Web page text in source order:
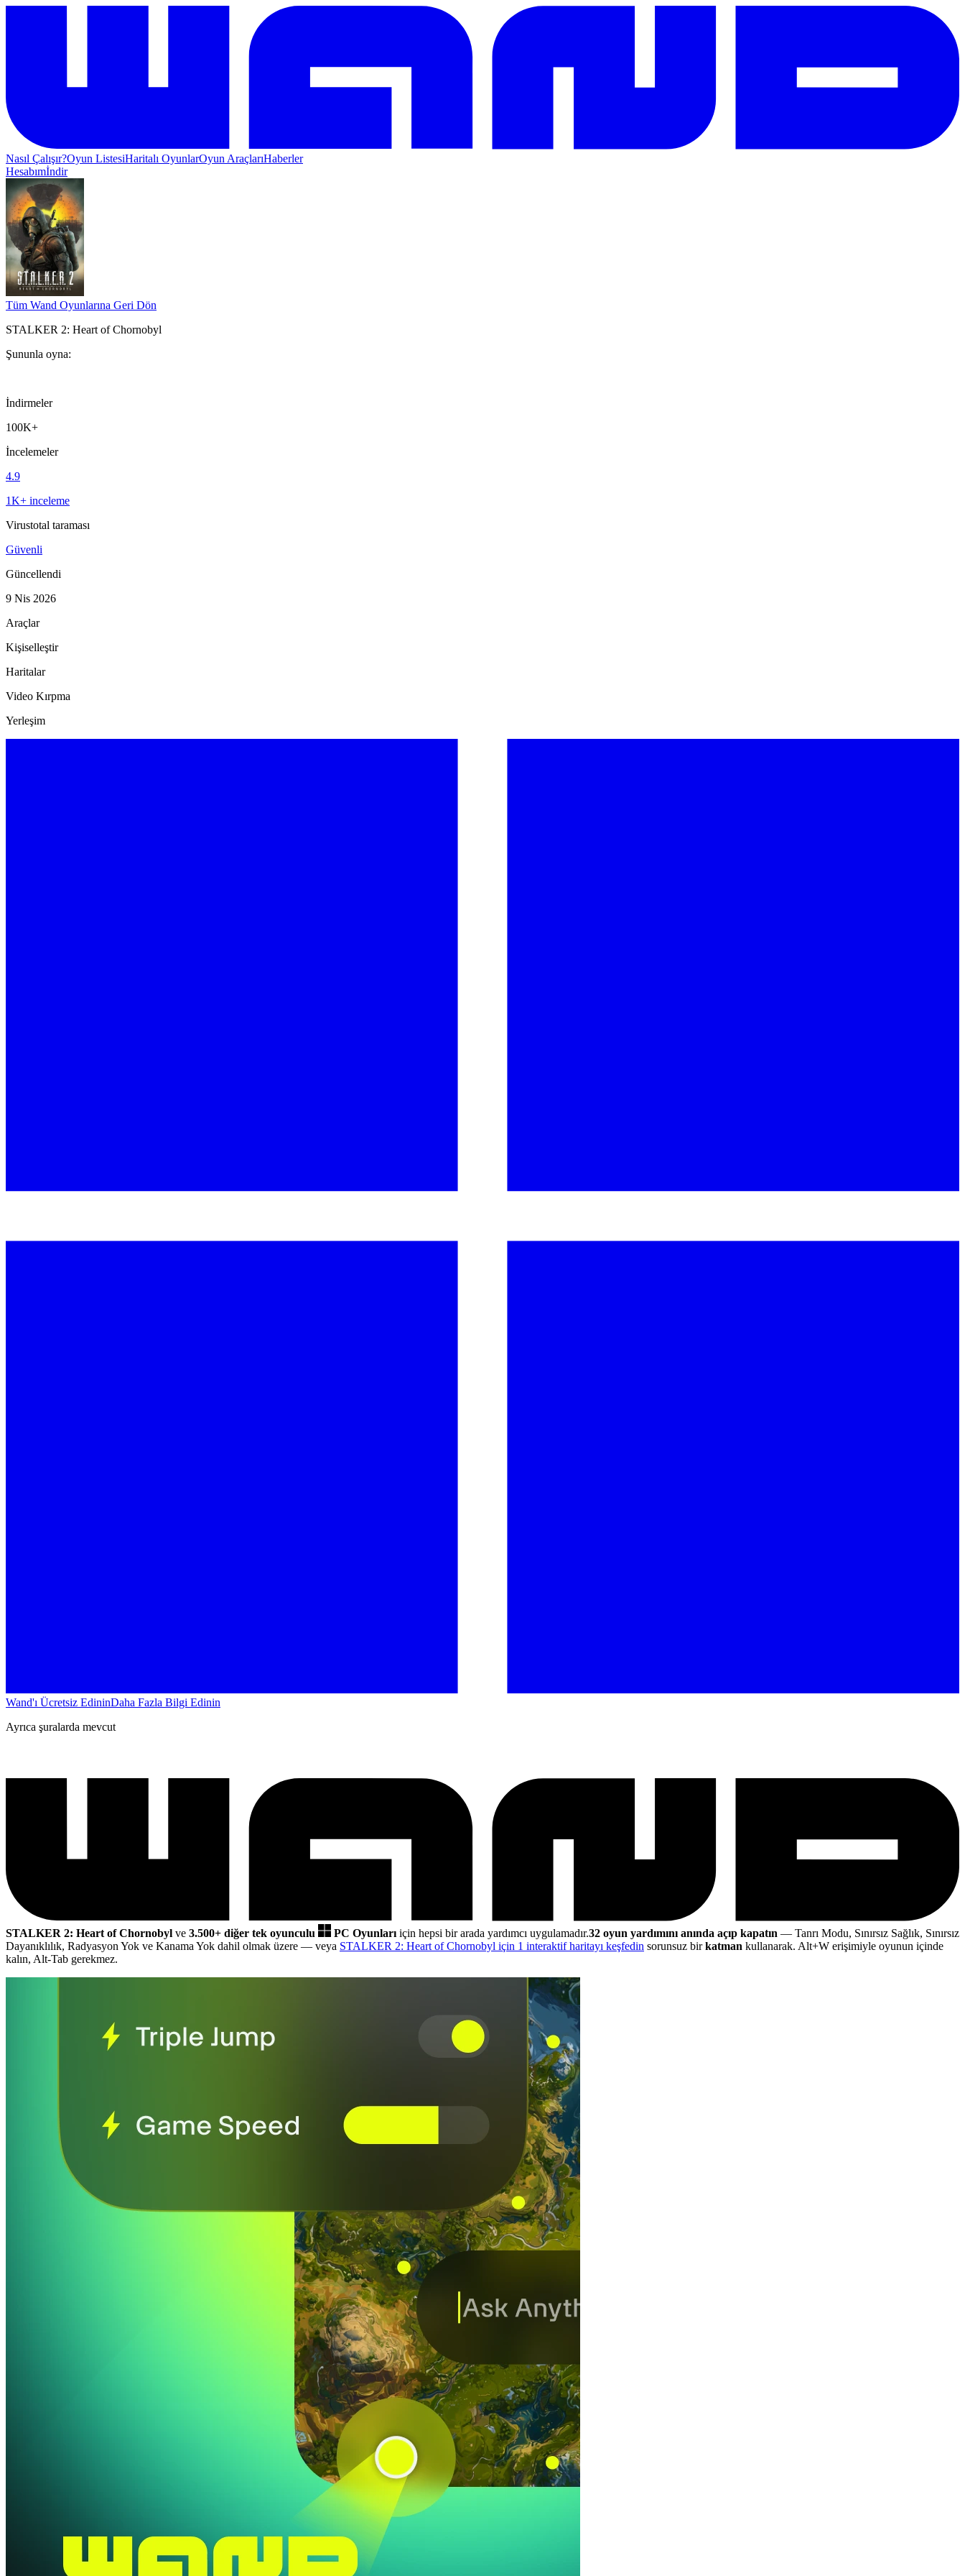
Nasıl Çalışır?Oyun ListesiHaritalı OyunlarOyun AraçlarıHaberler
Hesabımİndir
Tüm Wand Oyunlarına Geri Dön
STALKER 2: Heart of Chornobyl
Şununla oyna:
İndirmeler
100K+
İncelemeler
4.9
1K+ inceleme
Virustotal taraması
Güvenli
Güncellendi
9 Nis 2026
Araçlar
Kişiselleştir
Haritalar
Video Kırpma
Yerleşim
Wand'ı Ücretsiz EdininDaha Fazla Bilgi Edinin
Ayrıca şuralarda mevcut
STALKER 2: Heart of Chornobyl ve 3.500+ diğer tek oyunculu PC Oyunları için hepsi bir arada yardımcı uygulamadır.32 oyun yardımını anında açıp kapatın — Tanrı Modu, Sınırsız Sağlık, Sınırsız
Dayanıklılık, Radyasyon Yok ve Kanama Yok dahil olmak üzere — veya STALKER 2: Heart of Chornobyl için 1 interaktif haritayı keşfedin sorunsuz birkatman kullanarak. Alt+W erişimiyle oyunun içinde
kalın, Alt-Tab gerekmez.